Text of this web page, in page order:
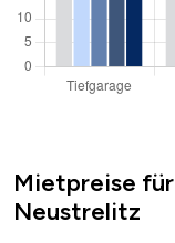
Mietpreise
Neustrelitz